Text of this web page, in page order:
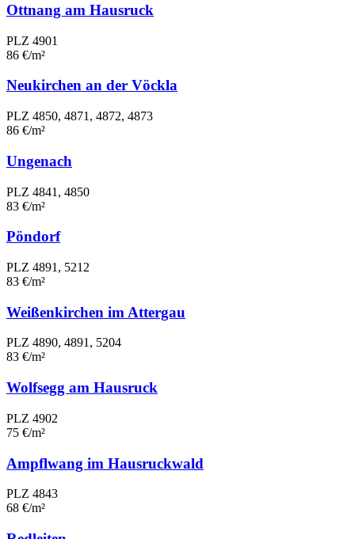
Ottnang am Hausruck
PLZ 4901
86 €/m²
Neukirchen an der Vöckla
PLZ 4850, 4871, 4872, 4873
86 €/m²
Ungenach
PLZ 4841, 4850
83 €/m²
Pöndorf
PLZ 4891, 5212
83 €/m²
Weißenkirchen im Attergau
PLZ 4890, 4891, 5204
83 €/m²
Wolfsegg am Hausruck
PLZ 4902
75 €/m²
Ampflwang im Hausruckwald
PLZ 4843
68 €/m²